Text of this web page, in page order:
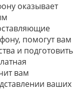
оказывает
помогут вам
и подготовить
вам
ваших